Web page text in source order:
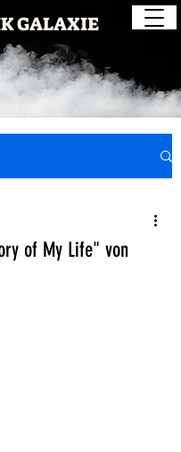
GALAXIE
of My Life" von